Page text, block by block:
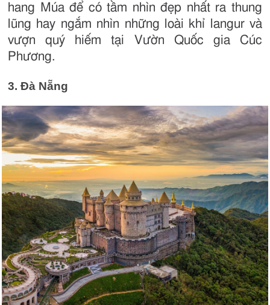
hang Múa để có tầm nhìn đẹp nhất ra thung
lũng hay ngắm nhìn những loài khỉ langur và
vượn quý hiếm tại Vườn Quốc gia Cúc
Phương.
3. Đà Nẵng